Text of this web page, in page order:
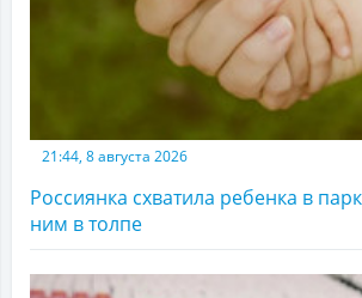
21:44, 8 августа 2026
Россиянка схватила ребенка в
ним в толпе